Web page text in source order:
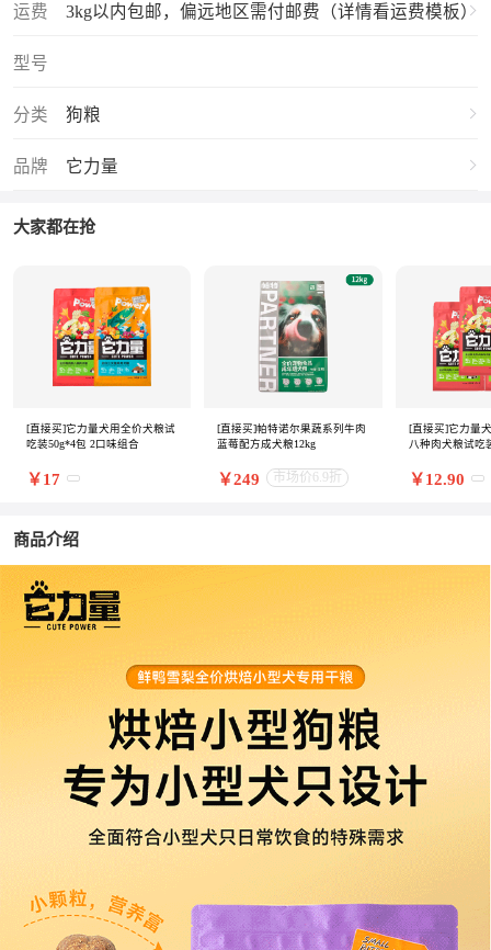
运费 3kg以内包邮，偏远地区需付邮费（详情看运费模板）
型号
分类 狗粮
品牌 它力量
大家都在抢
[直接买]它力量犬用全价犬粮试
吃装50g*4包 2口味组合
￥17
[直接买]帕特诺尔果蔬系列牛肉
蓝莓配方成犬粮12kg
￥249 市场价6.9折
[直接买]它力量
八种肉犬粮试吃
￥12.90
商品介绍